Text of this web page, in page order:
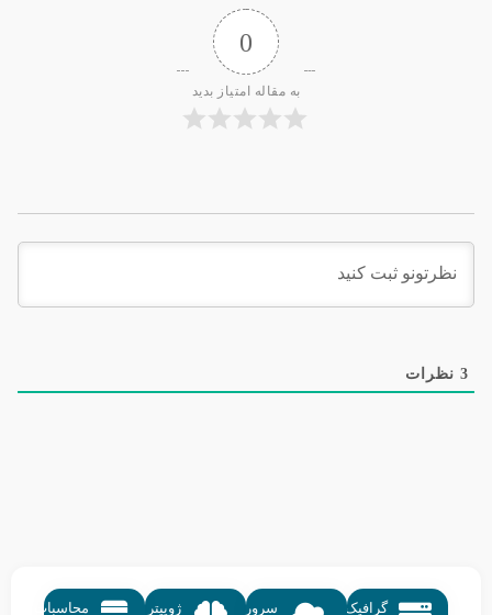
0
به مقاله امتیاز بدید
3 نظرات
گرافیک ژوپیتر سرور محاسبات